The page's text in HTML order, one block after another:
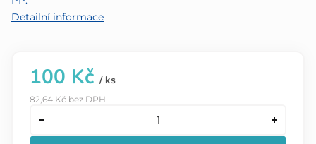
Detailní informace
100 Kč / ks
82,64 Kč bez DPH